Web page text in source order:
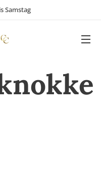
Samstag